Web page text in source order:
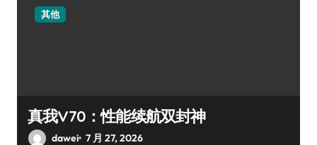
其他
真我V70：性能续航双封神
dawei 7 月 27, 2026